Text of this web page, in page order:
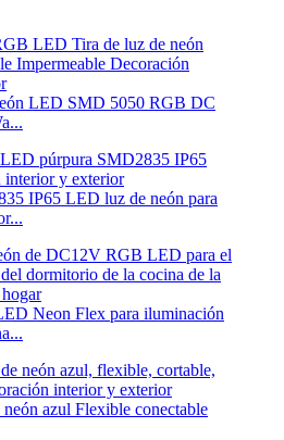
LED SMD 5050 RGB DC
IP65 LED luz de neón para
Neon Flex para iluminación
neón azul Flexible conectable